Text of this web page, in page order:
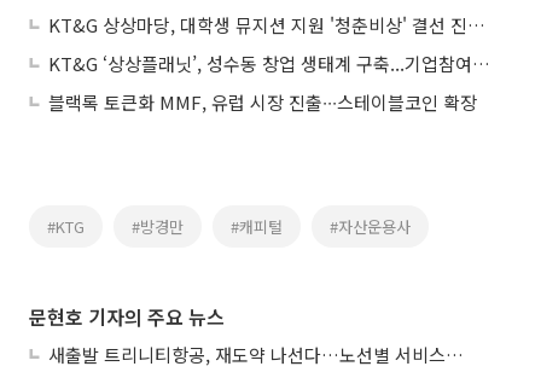
KT&G 상상마당, 대학생 뮤지션 지원 '청춘비상' 결선 진출 5팀 선정
KT&G ‘상상플래닛’, 성수동 창업 생태계 구축...기업참여형 도시재생 모델 ‘성공적’
블랙록 토큰화 MMF, 유럽 시장 진출∙∙∙스테이블코인 확장
#KTG #방경만 #캐피털 #자산운용사
문현호 기자의 주요 뉴스
새출발 트리니티항공, 재도약 나선다…노선별 서비스 차별화